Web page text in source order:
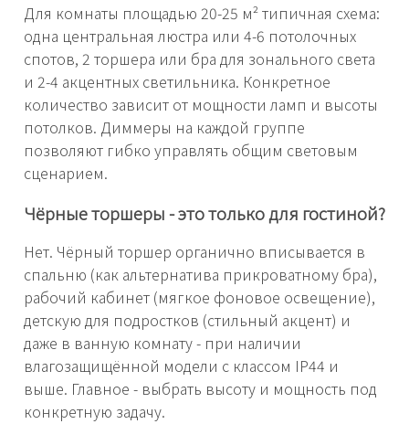
Для комнаты площадью 20-25 м² типичная схема:
одна центральная люстра или 4-6 потолочных
спотов, 2 торшера или бра для зонального света
и 2-4 акцентных светильника. Конкретное
количество зависит от мощности ламп и высоты
потолков. Диммеры на каждой группе
позволяют гибко управлять общим световым
сценарием.
Чёрные торшеры - это только для гостиной?
Нет. Чёрный торшер органично вписывается в
спальню (как альтернатива прикроватному бра),
рабочий кабинет (мягкое фоновое освещение),
детскую для подростков (стильный акцент) и
даже в ванную комнату - при наличии
влагозащищённой модели с классом IP44 и
выше. Главное - выбрать высоту и мощность под
конкретную задачу.